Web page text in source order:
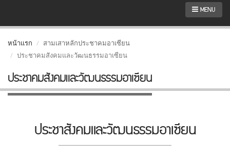
MENU
หน้าแรก
สามเสาหลักประชาคมอาเซียน
ประชาคมสังคมและวัฒนธรรมอาเซียน
ประชาคมสังคมและวัฒนธรรมอาเซียน
ประชาสังคมและวัฒนธรรมอาเซียน